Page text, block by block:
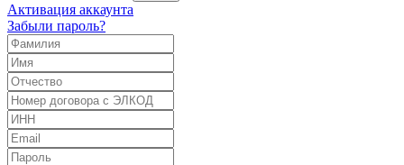
Активация аккаунта
Забыли пароль?